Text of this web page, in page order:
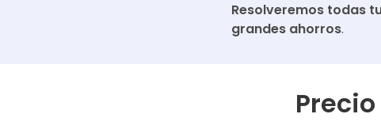
Resolveremos todas
grandes ahorros.